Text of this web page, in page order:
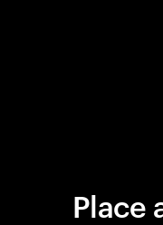
Place